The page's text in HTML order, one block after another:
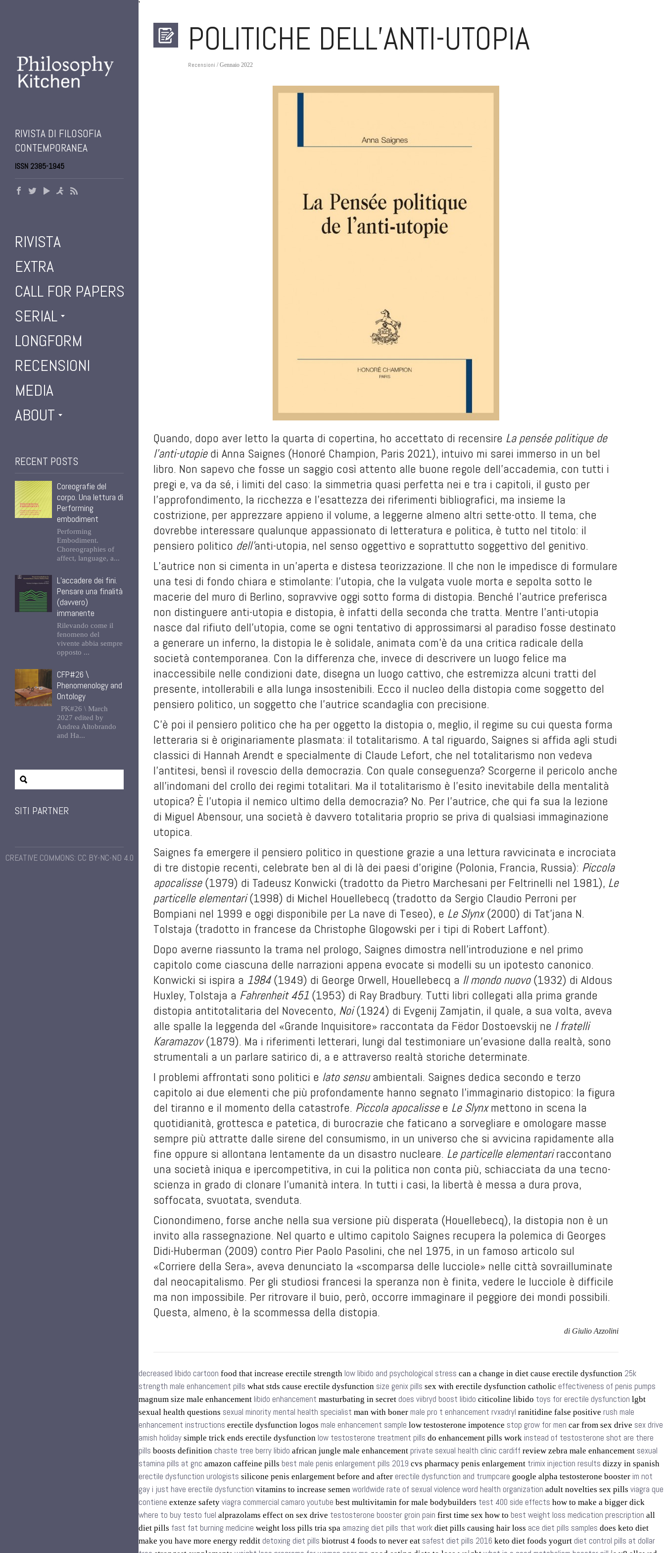
'
RIVISTA DI FILOSOFIA
CONTEMPORANEA
ISSN 2385-1945
RIVISTA
EXTRA
CALL FOR PAPERS
SERIAL
LONGFORM
RECENSIONI
MEDIA
ABOUT
RECENT POSTS
Coreografie del
corpo. Una lettura di
Performing
embodiment
Performing
Embodiment.
Choreographies of
affect, language, a...
L’accadere dei fini.
Pensare una finalità
(davvero)
immanente
Rilevando come il
fenomeno del
vivente abbia sempre
opposto ...
CFP#26 \
Phenomenology and
Ontology
PK#26 \ March
2027 edited by
Andrea Altobrando
and Ha...
SITI PARTNER
CREATIVE COMMONS: CC BY-NC-ND 4.0
POLITICHE DELL’ANTI-UTOPIA
Recensioni / Gennaio 2022
Quando, dopo aver letto la quarta di copertina, ho accettato di recensire La pensée politique de
l’anti-utopiedi Anna Saignes (Honoré Champion, Paris 2021), intuivo mi sarei immerso in un bel
libro. Non sapevo che fosse un saggio così attento alle buone regole dell’accademia, con tutti i
pregi e, va da sé, i limiti del caso: la simmetria quasi perfetta nei e tra i capitoli, il gusto per
l’approfondimento, la ricchezza e l’esattezza dei riferimenti bibliografici, ma insieme la
costrizione, per apprezzare appieno il volume, a leggerne almeno altri sette-otto. Il tema, che
dovrebbe interessare qualunque appassionato di letteratura e politica, è tutto nel titolo: il
pensiero politico dell’anti-utopia, nel senso oggettivo e soprattutto soggettivo del genitivo.
L’autrice non si cimenta in un’aperta e distesa teorizzazione. Il che non le impedisce di formulare
una tesi di fondo chiara e stimolante: l’utopia, che la vulgata vuole morta e sepolta sotto le
macerie del muro di Berlino, sopravvive oggi sotto forma di distopia. Benché l’autrice preferisca
non distinguere anti-utopia e distopia, è infatti della seconda che tratta. Mentre l’anti-utopia
nasce dal rifiuto dell’utopia, come se ogni tentativo di approssimarsi al paradiso fosse destinato
a generare un inferno, la distopia le è solidale, animata com’è da una critica radicale della
società contemporanea. Con la differenza che, invece di descrivere un luogo felice ma
inaccessibile nelle condizioni date, disegna un luogo cattivo, che estremizza alcuni tratti del
presente, intollerabili e alla lunga insostenibili. Ecco il nucleo della distopia come soggetto del
pensiero politico, un soggetto che l’autrice scandaglia con precisione.
C’è poi il pensiero politico che ha per oggetto la distopia o, meglio, il regime su cui questa forma
letteraria si è originariamente plasmata: il totalitarismo. A tal riguardo, Saignes si affida agli studi
classici di Hannah Arendt e specialmente di Claude Lefort, che nel totalitarismo non vedeva
l’antitesi, bensì il rovescio della democrazia. Con quale conseguenza? Scorgerne il pericolo anche
all’indomani del crollo dei regimi totalitari. Ma il totalitarismo è l’esito inevitabile della mentalità
utopica? È l’utopia il nemico ultimo della democrazia? No. Per l’autrice, che qui fa sua la lezione
di Miguel Abensour, una società è davvero totalitaria proprio se priva di qualsiasi immaginazione
utopica.
Saignes fa emergere il pensiero politico in questione grazie a una lettura ravvicinata e incrociata
di tre distopie recenti, celebrate ben al di là dei paesi d’origine (Polonia, Francia, Russia): Piccola
apocalisse(1979) di Tadeusz Konwicki (tradotto da Pietro Marchesani per Feltrinelli nel 1981), Le
particelle elementari(1998) di Michel Houellebecq (tradotto da Sergio Claudio Perroni per
Bompiani nel 1999 e oggi disponibile per La nave di Teseo), e Le Slynx(2000) di Tat’jana N.
Tolstaja (tradotto in francese da Christophe Glogowski per i tipi di Robert Laffont).
Dopo averne riassunto la trama nel prologo, Saignes dimostra nell’introduzione e nel primo
capitolo come ciascuna delle narrazioni appena evocate si modelli su un ipotesto canonico.
Konwicki si ispira a 1984(1949) di George Orwell, Houellebecq a Il mondo nuovo(1932) di Aldous
Huxley, Tolstaja a Fahrenheit 451 (1953) di Ray Bradbury. Tutti libri collegati alla prima grande
distopia antitotalitaria del Novecento, Noi(1924) di Evgenij Zamjatin, il quale, a sua volta, aveva
alle spalle la leggenda del «Grande Inquisitore» raccontata da Fëdor Dostoevskij ne I fratelli
Karamazov(1879). Ma i riferimenti letterari, lungi dal testimoniare un’evasione dalla realtà, sono
strumentali a un parlare satirico di, a e attraverso realtà storiche determinate.
I problemi affrontati sono politici e lato sensuambientali. Saignes dedica secondo e terzo
capitolo ai due elementi che più profondamente hanno segnato l’immaginario distopico: la figura
del tiranno e il momento della catastrofe. Piccola apocalissee Le Slynxmettono in scena la
quotidianità, grottesca e patetica, di burocrazie che faticano a sorvegliare e omologare masse
sempre più attratte dalle sirene del consumismo, in un universo che si avvicina rapidamente alla
fine oppure si allontana lentamente da un disastro nucleare. Le particelle elementariraccontano
una società iniqua e ipercompetitiva, in cui la politica non conta più, schiacciata da una tecno-
scienza in grado di clonare l’umanità intera. In tutti i casi, la libertà è messa a dura prova,
soffocata, svuotata, svenduta.
Cionondimeno, forse anche nella sua versione più disperata (Houellebecq), la distopia non è un
invito alla rassegnazione. Nel quarto e ultimo capitolo Saignes recupera la polemica di Georges
Didi-Huberman (2009) contro Pier Paolo Pasolini, che nel 1975, in un famoso articolo sul
«Corriere della Sera», aveva denunciato la «scomparsa delle lucciole» nelle città sovrailluminate
dal neocapitalismo. Per gli studiosi francesi la speranza non è finita, vedere le lucciole è difficile
ma non impossibile. Per ritrovare il buio, però, occorre immaginare il peggiore dei mondi possibili.
Questa, almeno, è la scommessa della distopia.
di Giulio Azzolini
decreased libido cartoon food that increase erectile strength low libido and psychological stress can a change in diet cause erectile dysfunction 25k
strength male enhancement pills what stds cause erectile dysfunction size genix pills sex with erectile dysfunction catholic effectiveness of penis pumps
magnum size male enhancement libido enhancement masturbating in secret does viibryd boost libido citicoline libido toys for erectile dysfunction lgbt
sexual health questions sexual minority mental health specialist man with boner male pro t enhancement rvxadryl ranitidine false positive rush male
enhancement instructions erectile dysfunction logos male enhancement sample low testosterone impotence stop grow for men car from sex drive sex drive
amish holiday simple trick ends erectile dysfunction low testosterone treatment pills do enhancement pills work instead of testosterone shot are there
pills boosts definition chaste tree berry libido african jungle male enhancement private sexual health clinic cardiff review zebra male enhancement sexual
stamina pills at gnc amazon caffeine pills best male penis enlargement pills 2019 cvs pharmacy penis enlargement trimix injection results dizzy in spanish
erectile dysfunction urologists silicone penis enlargement before and after erectile dysfunction and trumpcare google alpha testosterone booster im not
gay i just have erectile dysfunction vitamins to increase semen worldwide rate of sexual violence word health organization adult novelties sex pills viagra que
contiene extenze safety viagra commercial camaro youtube best multivitamin for male bodybuilders test 400 side effects how to make a bigger dick
where to buy testo fuel alprazolams effect on sex drive testosterone booster groin pain first time sex how to best weight loss medication prescription all
diet pills fast fat burning medicine weight loss pills tria spa amazing diet pills that work diet pills causing hair loss ace diet pills samples does keto diet
make you have more energy reddit detoxing diet pills biotrust 4 foods to never eat safest diet pills 2016 keto diet foods yogurt diet control pills at dollar